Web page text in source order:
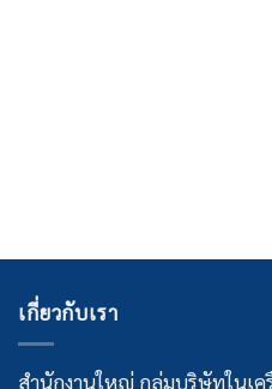
เกี่ยวกับเรา
สำนักงานใหญ่ กลุ่มบริษัทในเค